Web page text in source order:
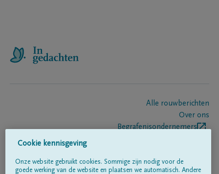
Alle rouwberichten
Over ons
Begrafenisondernemers
Cookie kennisgeving
Onze website gebruikt cookies. Sommige zijn nodig voor de
goede werking van de website en plaatsen we automatisch. Andere